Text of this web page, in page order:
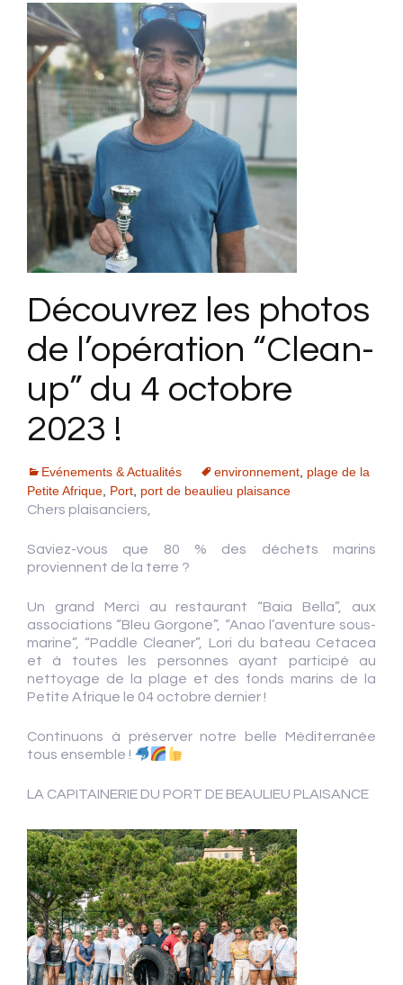
Découvrez les photos
de l’opération “Clean-
up” du 4 octobre
2023 !
Evénements & Actualités environnement plage de la
Petite Afrique Port port de beaulieu plaisance
Chers plaisanciers,
Saviez-vous que 80 % des déchets marins
proviennent de la terre ?
Un grand Merci au restaurant “Baia Bella”, aux
associations “Bleu Gorgone”, “Anao l’aventure sous-
marine”, “Paddle Cleaner”, Lori du bateau Cetacea
et à toutes les personnes ayant participé au
nettoyage de la plage et des fonds marins de la
Petite Afrique le 04 octobre dernier !
Continuons à préserver notre belle Méditerranée
tous ensemble !
LA CAPITAINERIE DU PORT DE BEAULIEU PLAISANCE